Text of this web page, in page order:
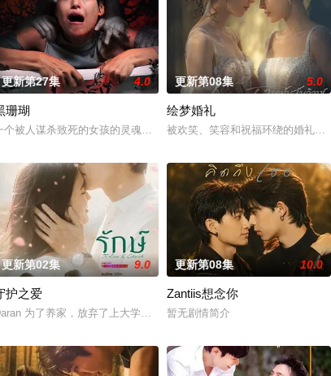
成为警方怀疑的对象。为了证明自己的清白、挽回声誉，他们踏上了
更新第27集 4.0
珊瑚
个被人谋杀致死的女孩的灵魂附到珊瑚上的故事。
更新第08集 5.0
绘梦婚礼
被欢笑、笑容和祝福环绕的婚礼仅
某日搭乘火车时，
和女友阿金之间的感情十分亲密，对其深深信赖，哪知道某一日
更新第02集 9.0
护之爱
为了养家，放弃了上大学的梦想，高中毕业后便开始工作。然而
更新第08集 10.0
Zantiis想念你
暂无剧情简介